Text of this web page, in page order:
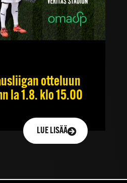
otteluun
la 1.8. klo 15.00
LUE LISÄÄ